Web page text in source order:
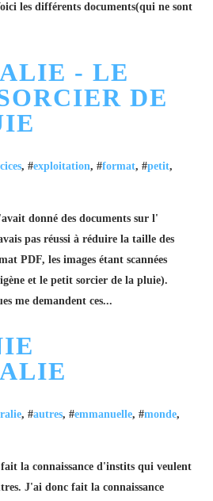
les différents documents(qui ne sont
- LE
DE
, #exploitation, #format, #petit,
donné des documents sur l'
pas réussi à réduire la taille des
PDF, les images étant scannées
et le petit sorcier de la pluie).
me demandent ces...
, #autres, #emmanuelle, #monde,
la connaissance d'instits qui veulent
J'ai donc fait la connaissance